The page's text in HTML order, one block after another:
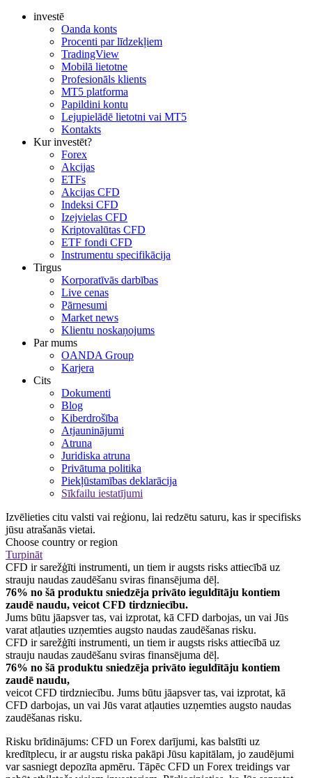
investē
Oanda konts
Procenti par līdzekļiem
TradingView
Mobilā lietotne
Profesionāls klients
MT5 platforma
Papildini kontu
Lejupielādē lietotni vai MT5
Kontakts
Kur investēt?
Forex
Akcijas
ETFs
Akcijas CFD
Indeksi CFD
Izejvielas CFD
Kriptovalūtas CFD
ETF fondi CFD
Instrumentu specifikācija
Tirgus
Korporatīvās darbības
Live cenas
Pārnesumi
Market news
Klientu noskaņojums
Par mums
OANDA Group
Karjera
Cits
Dokumenti
Blog
Kiberdrošība
Atjauninājumi
Atruna
Juridiska atruna
Privātuma politika
Piekļūstamības deklarācija
Sīkfailu iestatījumi
Izvēlieties citu valsti vai reģionu, lai redzētu saturu, kas ir specifisks
jūsu atrašanās vietai.
Choose country or region
Turpināt
CFD ir sarežģīti instrumenti, un tiem ir augsts risks attiecībā uz
strauju naudas zaudēšanu sviras finansējuma dēļ.
76% no šā produktu sniedzēja privāto ieguldītāju kontiem
zaudē naudu, veicot CFD tirdzniecību.
Jums būtu jāapsver tas, vai izprotat, kā CFD darbojas, un vai Jūs
varat atļauties uzņemties augsto naudas zaudēšanas risku.
CFD ir sarežģīti instrumenti, un tiem ir augsts risks attiecībā uz
strauju naudas zaudēšanu sviras finansējuma dēļ.
76% no šā produktu sniedzēja privāto ieguldītāju kontiem
zaudē naudu,
veicot CFD tirdzniecību. Jums būtu jāapsver tas, vai izprotat, kā
CFD darbojas, un vai Jūs varat atļauties uzņemties augsto naudas
zaudēšanas risku.
Risku brīdinājums: CFD un Forex darījumi, kas balstīti uz
kredītplecu, ir ar augstu riska pakāpi Jūsu kapitālam, jo zaudējumi
var sasniegt depozīta apmēru. Tāpēc CFD un Forex treidings var